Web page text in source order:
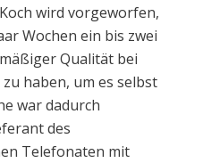
wird vorgeworfen,
Wochen ein bis zwei
Qualität bei
haben, um es selbst
war dadurch
des
Telefonaten mit